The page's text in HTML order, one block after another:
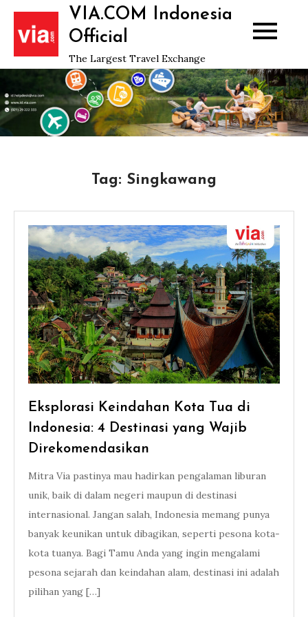
Skip
content
VIA.COM Indonesia
Official
The Largest Travel Exchange
Tag: Singkawang
Eksplorasi Keindahan Kota Tua di
Indonesia: 4 Destinasi yang Wajib
Direkomendasikan
Mitra Via pastinya mau hadirkan pengalaman liburan
unik, baik di dalam negeri maupun di destinasi
internasional. Jangan salah, Indonesia memang punya
banyak keunikan untuk dibagikan, seperti pesona kota-
kota tuanya. Bagi Tamu Anda yang ingin mengalami
pesona sejarah dan keindahan alam, destinasi ini adalah
pilihan yang […]